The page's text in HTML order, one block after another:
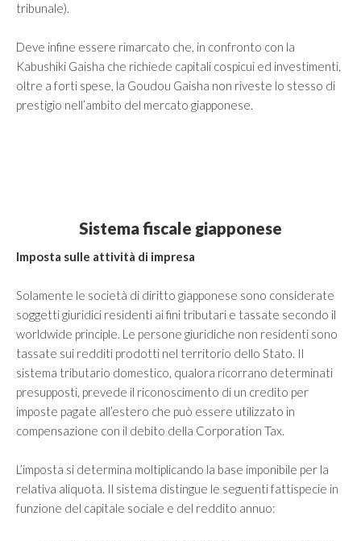
tribunale).
Deve infine essere rimarcato che, in confronto con la
Kabushiki Gaisha che richiede capitali cospicui ed investimenti,
oltre a forti spese, la Goudou Gaisha non riveste lo stesso di
prestigio nell’ambito del mercato giapponese.
Sistema fiscale giapponese
Imposta sulle attività di impresa
Solamente le società di diritto giapponese sono considerate
soggetti giuridici residenti ai fini tributari e tassate secondo il
worldwide principle. Le persone giuridiche non residenti sono
tassate sui redditi prodotti nel territorio dello Stato. Il
sistema tributario domestico, qualora ricorrano determinati
presupposti, prevede il riconoscimento di un credito per
imposte pagate all’estero che può essere utilizzato in
compensazione con il debito della Corporation Tax.
L’imposta si determina moltiplicando la base imponibile per la
relativa aliquota. Il sistema distingue le seguenti fattispecie in
funzione del capitale sociale e del reddito annuo: